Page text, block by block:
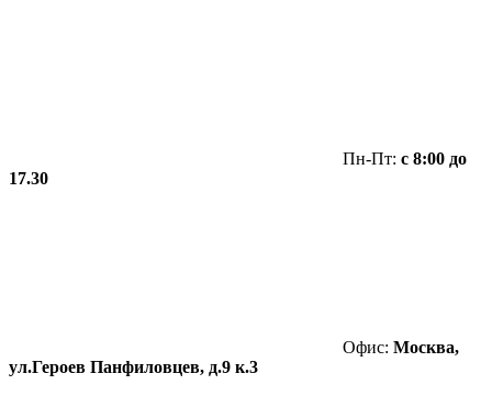
Пн-Пт: с 8:00 до
17.30
Офис: Москва,
ул.Героев Панфиловцев, д.9 к.3